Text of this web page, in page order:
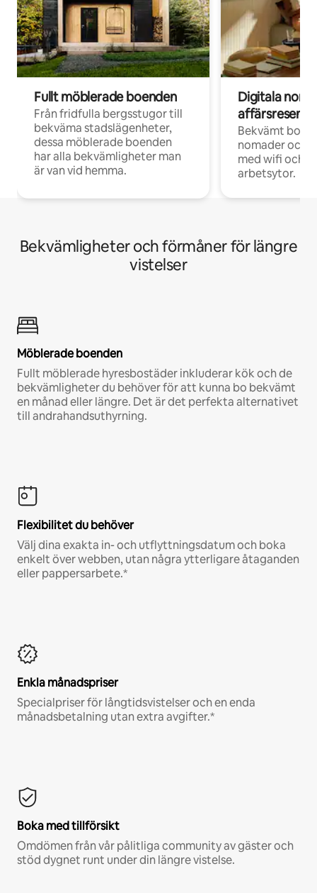
Fullt möblerade boenden
Från fridfulla bergsstugor till
bekväma stadslägenheter,
dessa möblerade boenden
har alla bekvämligheter man
är van vid hemma.
Digitala
Bekvämt
nomader och
med wifi och
arbetsytor.
Bekvämligheter och förmåner för längre
vistelser
Möblerade boenden
Fullt möblerade hyresbostäder inkluderar kök och de
bekvämligheter du behöver för att kunna bo bekvämt
en månad eller längre. Det är det perfekta alternativet
till andrahandsuthyrning.
Flexibilitet du behöver
Välj dina exakta in- och utflyttningsdatum och boka
enkelt över webben, utan några ytterligare åtaganden
eller pappersarbete.*
Enkla månadspriser
Specialpriser för långtidsvistelser och en enda
månadsbetalning utan extra avgifter.*
Boka med tillförsikt
Omdömen från vår pålitliga community av gäster och
stöd dygnet runt under din längre vistelse.